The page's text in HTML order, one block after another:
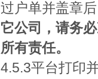
过户单并盖章
它公司，请务
所有责任。
4.5.3平台打印